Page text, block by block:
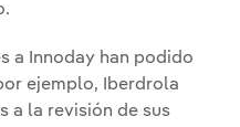
a Innoday han podido
ejemplo, Iberdrola
a la revisión de sus